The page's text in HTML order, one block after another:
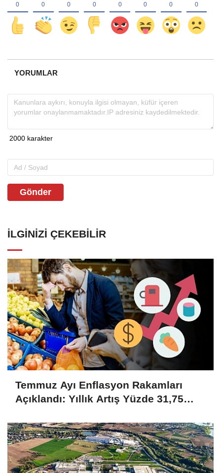
YORUMLAR
Gönder
İLGINIZI ÇEKEBILIR
Temmuz Ayı Enflasyon Rakamları
Açıklandı: Yıllık Artış Yüzde 31,75